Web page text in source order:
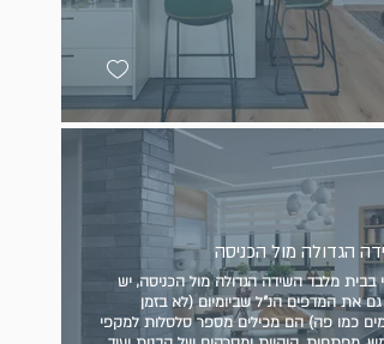
הגדולה מול הכניסה
בבית מלבד השידה הגדולה מול הכניסה, יש
גם את המדפים הנ"ל שביומיום (לא בזמן
כמו פה) הם מכילים מספר סלסלות למקפי